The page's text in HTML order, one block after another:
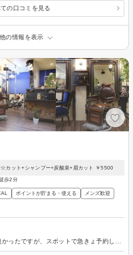
の口コミを見る
の情報を表示
ット+シャンプー+炭酸泉+眉カット ￥5500
歩2分
ポイントが貯まる・使える メンズ歓迎